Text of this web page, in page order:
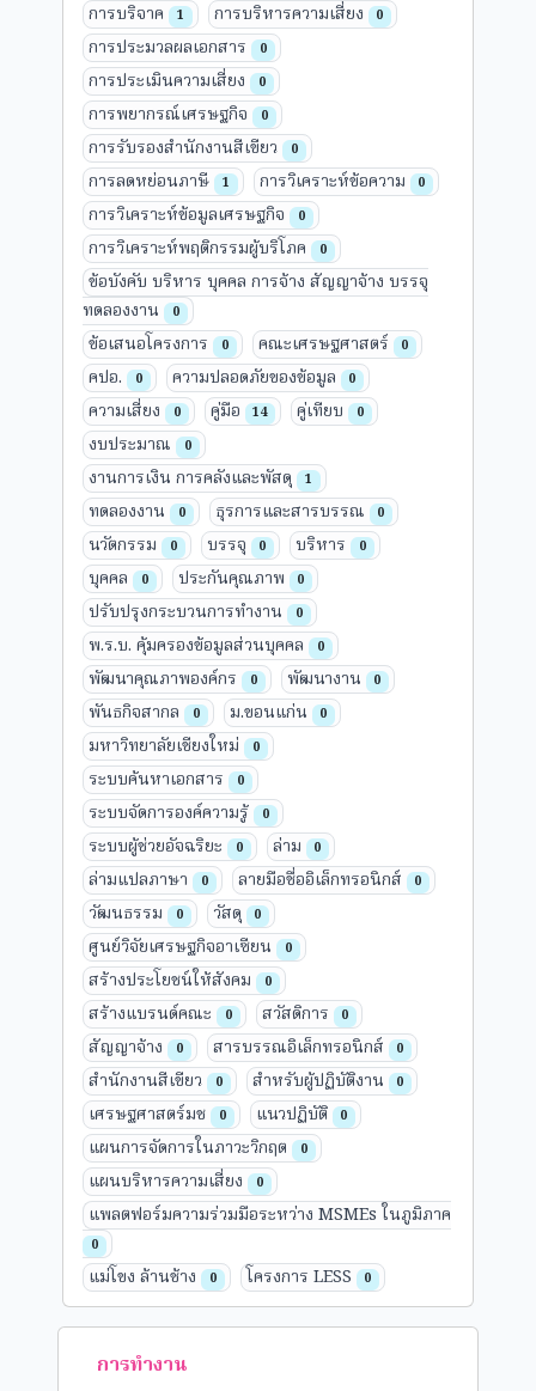
การบริจาค 1 การบริหารความเสี่ยง 0
การประมวลผลเอกสาร 0
การประเมินความเสี่ยง 0
การพยากรณ์เศรษฐกิจ 0
การรับรองสำนักงานสีเขียว 0
การลดหย่อนภาษี 1 การวิเคราะห์ข้อความ 0
การวิเคราะห์ข้อมูลเศรษฐกิจ 0
การวิเคราะห์พฤติกรรมผู้บริโภค 0
ข้อบังคับ บริหาร บุคคล การจ้าง สัญญาจ้าง บรรจุ
ทดลองงาน
0
ข้อเสนอโครงการ 0 คณะเศรษฐศาสตร์ 0
คปอ. 0 ความปลอดภัยของข้อมูล 0
ความเสี่ยง 0 คู่มือ 14 คู่เทียบ 0
งบประมาณ 0
งานการเงิน การคลังและพัสดุ 1
ทดลองงาน 0 ธุรการและสารบรรณ 0
นวัตกรรม 0 บรรจุ 0 บริหาร 0
บุคคล 0 ประกันคุณภาพ 0
ปรับปรุงกระบวนการทำงาน 0
พ.ร.บ. คุ้มครองข้อมูลส่วนบุคคล 0
พัฒนาคุณภาพองค์กร 0 พัฒนางาน 0
พันธกิจสากล 0 ม.ขอนแก่น 0
มหาวิทยาลัยเชียงใหม่ 0
ระบบค้นหาเอกสาร 0
ระบบจัดการองค์ความรู้ 0
ระบบผู้ช่วยอัจฉริยะ 0 ล่าม 0
ล่ามแปลภาษา 0 ลายมือชื่ออิเล็กทรอนิกส์ 0
วัฒนธรรม 0 วัสดุ 0
ศูนย์วิจัยเศรษฐกิจอาเซียน 0
สร้างประโยชน์ให้สังคม 0
สร้างแบรนด์คณะ 0 สวัสดิการ 0
สัญญาจ้าง 0 สารบรรณอิเล็กทรอนิกส์ 0
สำนักงานสีเขียว 0 สำหรับผู้ปฏิบัติงาน 0
เศรษฐศาสตร์มช 0 แนวปฏิบัติ 0
แผนการจัดการในภาวะวิกฤต 0
แผนบริหารความเสี่ยง 0
แพลตฟอร์มความร่วมมือระหว่าง MSMEs ในภูมิภาค
0
แม่โขง ล้านช้าง 0 โครงการ LESS 0
การทำงาน